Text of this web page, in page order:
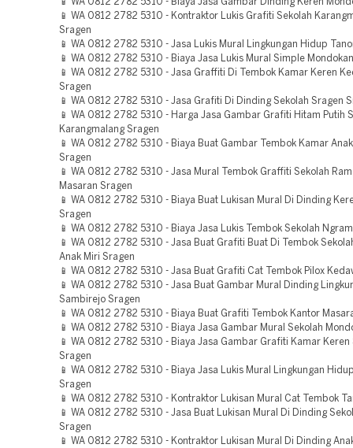
📱 WA 0812 2782 5310 - Biaya Jasa Gambar Dinding Keren
📱 WA 0812 2782 5310 - Kontraktor Lukis Grafiti Sekolah
Sragen
📱 WA 0812 2782 5310 - Jasa Lukis Mural Lingkungan Hidup
📱 WA 0812 2782 5310 - Biaya Jasa Lukis Mural Simple
📱 WA 0812 2782 5310 - Jasa Graffiti Di Tembok Kamar Keren
Sragen
📱 WA 0812 2782 5310 - Jasa Grafiti Di Dinding Sekolah Sragen
📱 WA 0812 2782 5310 - Harga Jasa Gambar Grafiti Hitam Putih
Karangmalang Sragen
📱 WA 0812 2782 5310 - Biaya Buat Gambar Tembok Kamar
Sragen
📱 WA 0812 2782 5310 - Jasa Mural Tembok Graffiti Sekolah
Masaran Sragen
📱 WA 0812 2782 5310 - Biaya Buat Lukisan Mural Di Dinding
Sragen
📱 WA 0812 2782 5310 - Biaya Jasa Lukis Tembok Sekolah
📱 WA 0812 2782 5310 - Jasa Buat Grafiti Buat Di Tembok
Anak Miri Sragen
📱 WA 0812 2782 5310 - Jasa Buat Grafiti Cat Tembok Pilox
📱 WA 0812 2782 5310 - Jasa Buat Gambar Mural Dinding
Sambirejo Sragen
📱 WA 0812 2782 5310 - Biaya Buat Grafiti Tembok Kantor
📱 WA 0812 2782 5310 - Biaya Jasa Gambar Mural Sekolah
📱 WA 0812 2782 5310 - Biaya Jasa Gambar Grafiti Kamar Keren
Sragen
📱 WA 0812 2782 5310 - Biaya Jasa Lukis Mural Lingkungan
Sragen
📱 WA 0812 2782 5310 - Kontraktor Lukisan Mural Cat Tembok
📱 WA 0812 2782 5310 - Jasa Buat Lukisan Mural Di Dinding
Sragen
📱 WA 0812 2782 5310 - Kontraktor Lukisan Mural Di Dinding